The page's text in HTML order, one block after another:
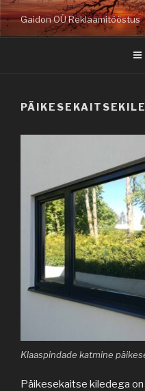
Skip
to
content
Gaidon OÜ Reklaamitööstus
Klaaspindade katmine
Päikesekaitse kiledega